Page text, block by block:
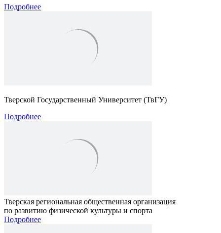
Подробнее
Тверской Государственный Университет (ТвГУ)
Подробнее
Тверская региональная общественная организация
по развитию физической культуры и спорта
Подробнее